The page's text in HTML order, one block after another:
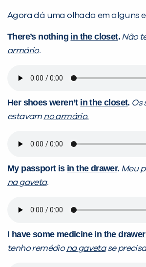
Agora dá uma olhada em alguns
There’s nothing in the closet. Não
armário.
Her shoes weren’t in the closet. Os
estavam no armário.
My passport is in the drawer. Meu
na gaveta.
I have some medicine in the drawer
tenho remédiona gavetase